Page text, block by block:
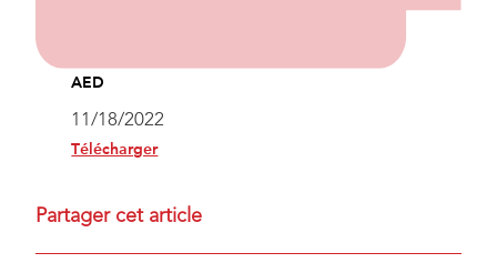
AED
11/18/2022
Télécharger
Partager cet article